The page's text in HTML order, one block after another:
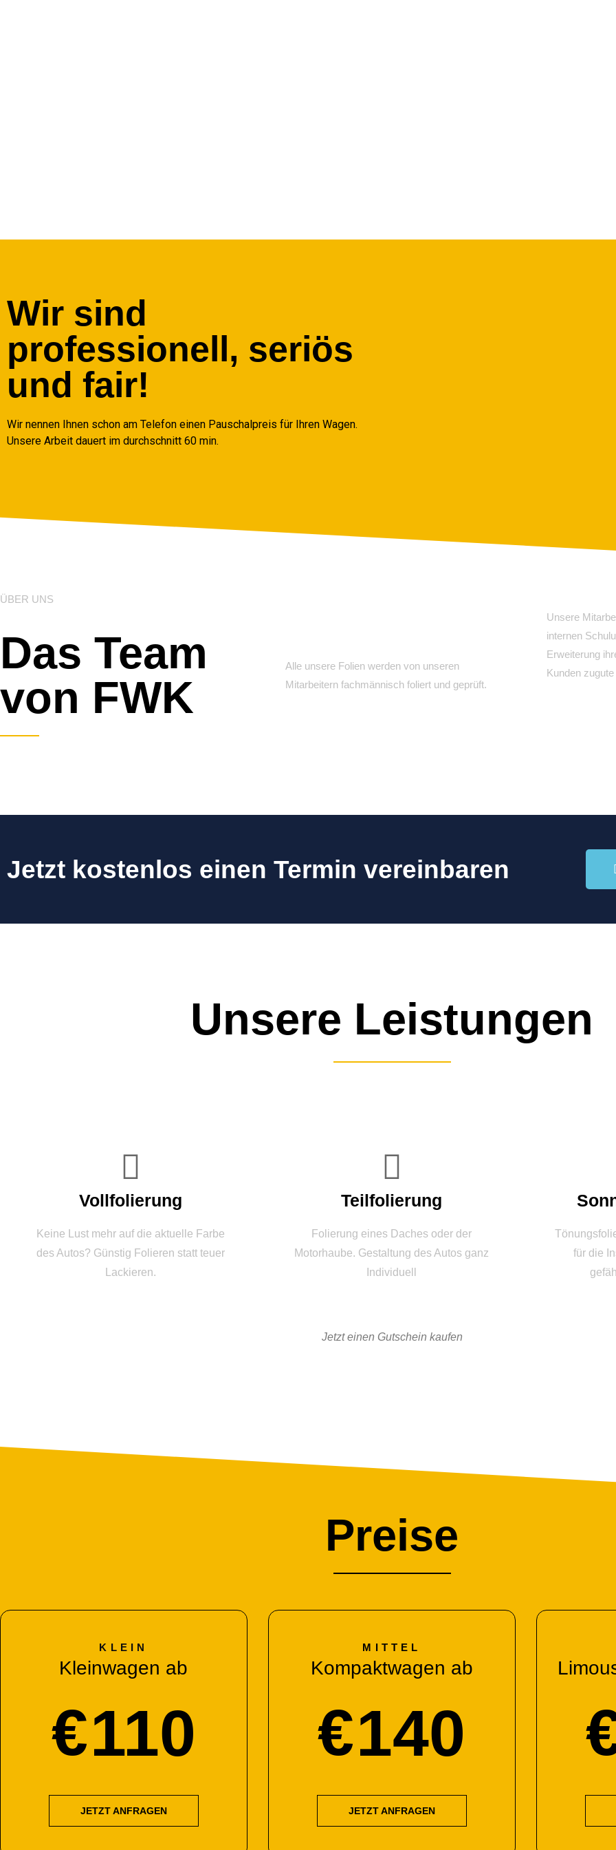
Wir sind
professionell, seriös
und fair!
Wir nennen Ihnen schon am Telefon einen Pauschalpreis für Ihren Wagen.
Unsere Arbeit dauert im durchschnitt 60 min.
ÜBER UNS
Das Team
von FWK
Alle unsere Folien werden von unseren
Mitarbeitern fachmännisch foliert und geprüft.
Unsere
internen
Erweiterung
Kunden
Jetzt kostenlos einen Termin vereinbaren
Unsere Leistungen
Vollfolierung
Keine Lust mehr auf die aktuelle Farbe
des Autos? Günstig Folieren statt teuer
Lackieren.
Teilfolierung
Folierung eines Daches oder der
Motorhaube. Gestaltung des Autos ganz
Individuell
für die
Jetzt einen Gutschein kaufen
Preise
KLEIN
Kleinwagen ab
€110
JETZT ANFRAGEN
MITTEL
Kompaktwagen ab
€140
JETZT ANFRAGEN